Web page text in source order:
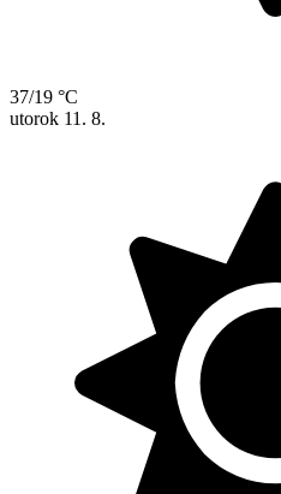
37/19 °C
utorok 11. 8.